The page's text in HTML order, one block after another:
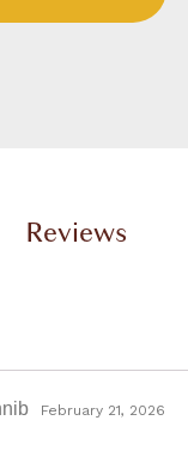
Reviews
February 21, 2026